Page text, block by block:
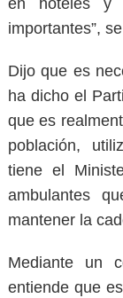
importantes”,
Dijo que es
ha dicho el
que es
población,
tiene el
ambulantes
mantener la
Mediante un
entiende que